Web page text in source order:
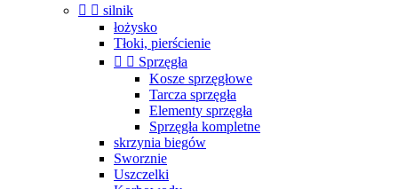
  silnik
łożysko
Tłoki, pierścienie
  Sprzęgła
Kosze sprzęgłowe
Tarcza sprzęgła
Elementy sprzęgła
Sprzęgła kompletne
skrzynia biegów
Sworznie
Uszczelki